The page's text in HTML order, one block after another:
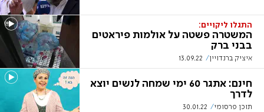
התגלו ליקויים:
המשטרה פשטה על אולמות פיראטים
בבני ברק
איציק ברנדויין 13.09.22
חינם: אתגר 60 ימי שמחה לנשים יוצא
לדרך
תוכן פרסומי 30.01.22